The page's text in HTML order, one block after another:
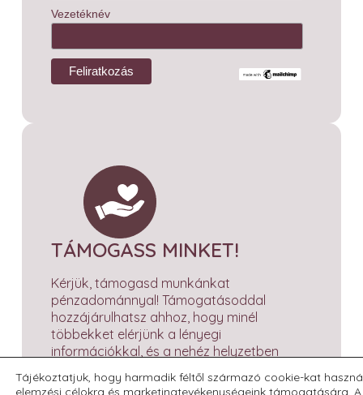
Vezetéknév
TÁMOGASS MINKET!
Kérjük, támogasd munkánkat
pénzadománnyal! Támogatásoddal
hozzájárulhatsz ahhoz, hogy minél
többekket elérjünk a lényegi
információkkal, és a nehéz helyzetben
módokon teheted meg:
Tájékoztatjuk, hogy harmadik féltől származó cookie-kat
elemzési célokra és marketingtevékenységeink támogatására. A